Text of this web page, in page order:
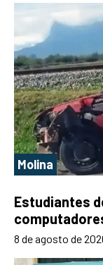
Molina
Estudiantes
8 de agosto de